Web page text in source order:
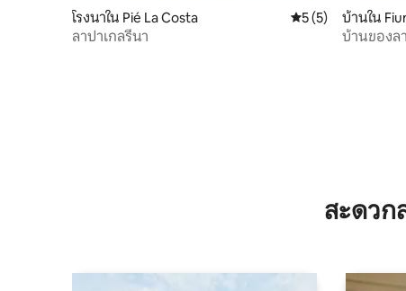
โรงนาใน Pié La Costa คะแนนเฉลี่ย 5 จาก
5 (5)
ลาปาเกลรีนา
บ้านใน
บ้านของลา
สะดวก